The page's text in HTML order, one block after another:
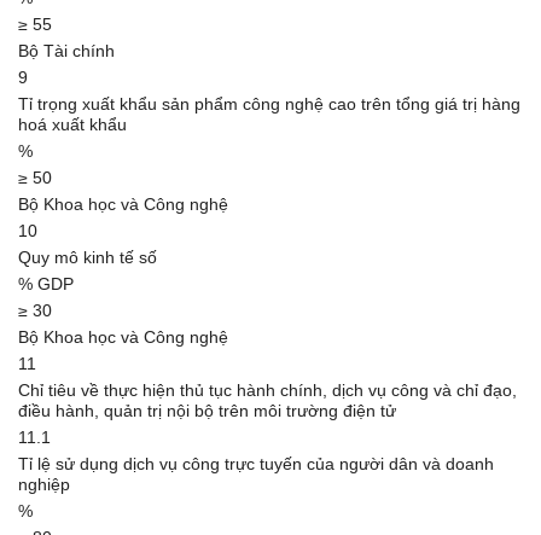
≥ 55
Bộ Tài chính
9
Tỉ trọng xuất khẩu sản phẩm công nghệ cao trên tổng giá trị hàng
hoá xuất khẩu
%
≥ 50
Bộ Khoa học và Công nghệ
10
Quy mô kinh tế số
% GDP
≥ 30
Bộ Khoa học và Công nghệ
11
Chỉ tiêu về thực hiện thủ tục hành chính, dịch vụ công và chỉ đạo,
điều hành, quản trị nội bộ trên môi trường điện tử
11.1
Tỉ lệ sử dụng dịch vụ công trực tuyến của người dân và doanh
nghiệp
%